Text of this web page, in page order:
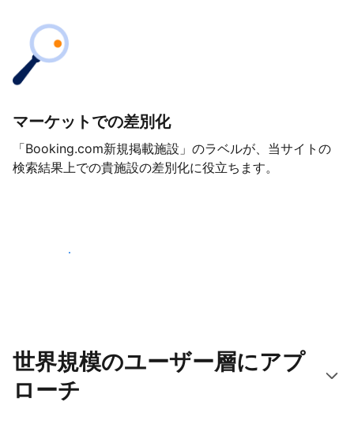
マーケットでの差別化
「Booking.com新規掲載施設」のラベルが、当サイトの
検索結果上での貴施設の差別化に役立ちます。
さっそく始める
世界規模のユーザー層にアプ
ローチ